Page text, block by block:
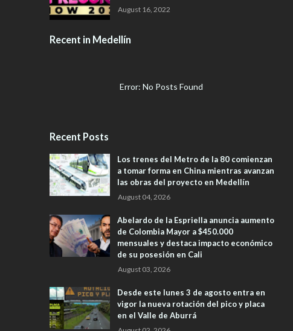
August 16, 2022
Recent in Medellín
Error: No Posts Found
Recent Posts
Los trenes del Metro de la 80 comienzan
a tomar forma en China mientras avanzan
las obras del proyecto en Medellín
August 04, 2026
Abelardo de la Espriella anuncia aumento
de Colombia Mayor a $450.000
mensuales y destaca impacto económico
de su posesión en Cali
August 03, 2026
Desde este lunes 3 de agosto entra en
vigor la nueva rotación del pico y placa
en el Valle de Aburrá